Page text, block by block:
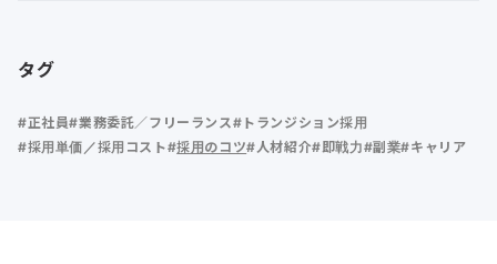
タグ
正社員 業務委託／フリーランス
トランジション採用
採用単価／採用コスト 採用のコツ 人材紹介 即戦力 副業 キャリア